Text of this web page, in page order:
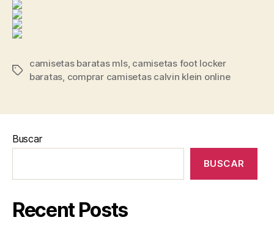
Etiquetas
camisetas baratas mls, camisetas foot locker
baratas, comprar camisetas calvin klein online
Buscar
BUSCAR
Recent Posts